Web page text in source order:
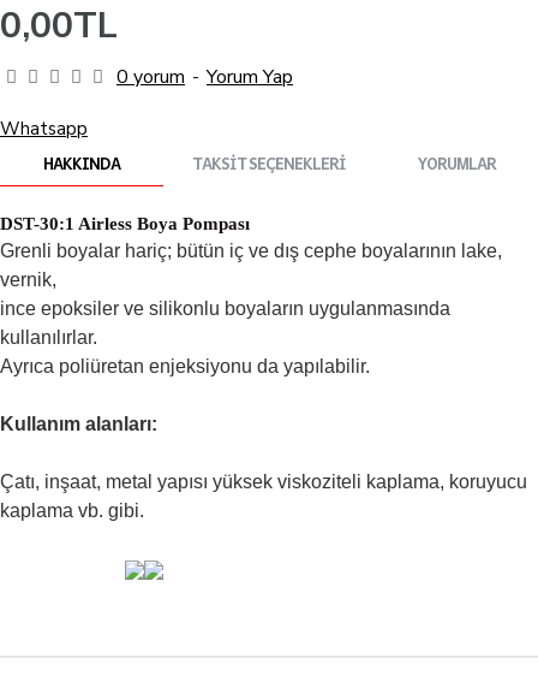
0 yorum - Yorum Yap
0,00TL
Whatsapp
HAKKINDA TAKSIT SEÇENEKLERI YORUMLAR
DST-30:1 Airless Boya Pompası
Grenli boyalar hariç; bütün iç ve dış cephe boyalarının lake,
vernik,
ince epoksiler ve silikonlu boyaların uygulanmasında
kullanılırlar.
Ayrıca poliüretan enjeksiyonu da yapılabilir.
Kullanım alanları:
Çatı, inşaat, metal yapısı yüksek viskoziteli kaplama, koruyucu
kaplama vb. gibi.